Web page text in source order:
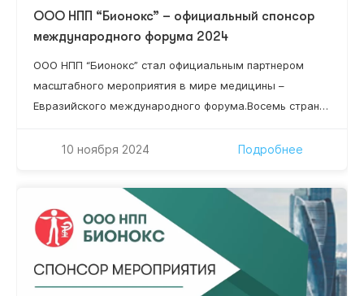
ООО НПП “Бионокс” – официальный спонсор
международного форума 2024
ООО НПП “Бионокс” стал официальным партнером
масштабного мероприятия в мире медицины –
Евразийского международного форума.Восемь стран
более 15 научных секций, 2 337 специалистов!
10 ноября 2024 Подробнее